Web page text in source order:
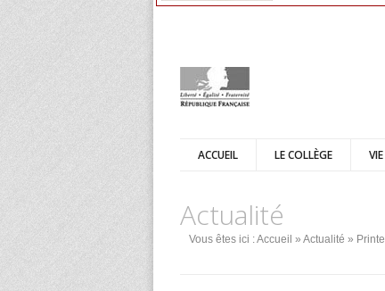
ACCUEIL LE COLLÈGE
Actualité
Vous êtes ici :Accueil » Actualité »